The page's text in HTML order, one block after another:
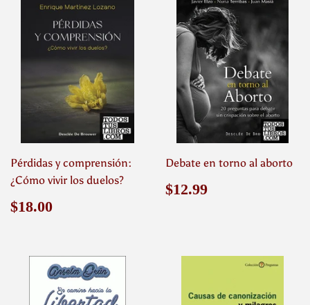
Pérdidas y comprensión:
¿Cómo vivir los duelos?
Precio
$18.00
Debate en torno al aborto
Precio
$12.99